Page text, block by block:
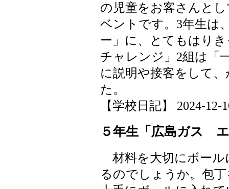
の児童をお客さんと
ベントです。3年生は
ー」に、とてもはり
チャレンジ」2組は「
に説明や接客をして
た。
【学校日記】 2024-12-
５年生「広島ガス
材料を大切にボール
るのでしょうか。包